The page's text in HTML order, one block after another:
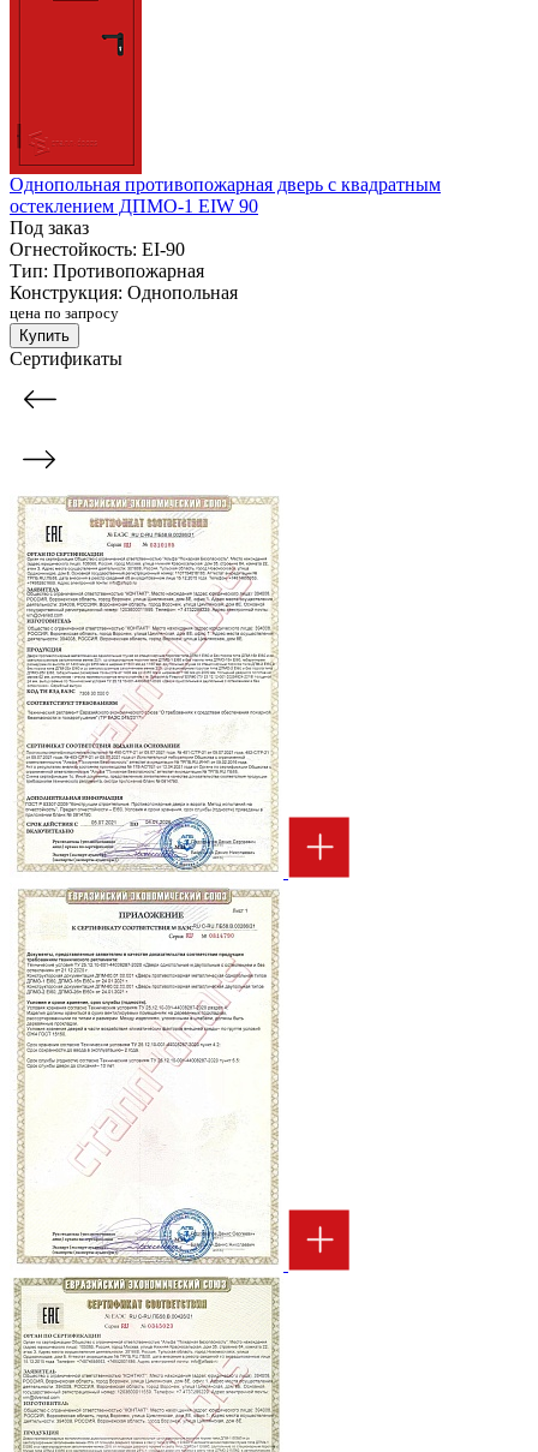
Однопольная противопожарная дверь с квадратным
остеклением ДПМО-1 EIW 90
Под заказ
Огнестойкость: EI-90
Тип: Противопожарная
Конструкция: Однопольная
цена по запросу
Купить
Сертификаты